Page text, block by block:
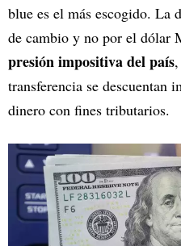
blue es el más escogido. La
de cambio y no por el dólar
presión impositiva del país
transferencia se descuentan
dinero con fines tributarios.